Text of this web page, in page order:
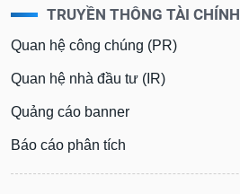
TRUYỀN THÔNG TÀI CHÍNH
Quan hệ công chúng (PR)
Quan hệ nhà đầu tư (IR)
Quảng cáo banner
Báo cáo phân tích